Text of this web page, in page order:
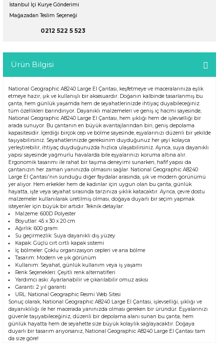
İstanbul İçi Kurye Gönderimi
Mağazadan Teslim Seçeneği
0212 522 5 523
Ürün Bilgisi
National Geographic A8240 Large El Çantası, keşfetmeye ve maceralarınıza eşlik
etmeye hazır, şık ve kullanışlı bir aksesuardır. Doğanın kalbinde tasarlanmış bu
çanta, hem günlük yaşamda hem de seyahatlerinizde ihtiyaç duyabileceğiniz
tüm özellikleri barındırıyor. Dayanıklı malzemeleri ve geniş iç hacmi sayesinde,
National Geographic A8240 Large El Çantası, hem şıklığı hem de işlevselliği bir
arada sunuyor. Bu çantanın en büyük avantajlarından biri, geniş depolama
kapasitesidir. İçerdiği birçok cep ve bölme sayesinde, eşyalarınızı düzenli bir şekilde
taşıyabilirsiniz. Seyahatlerinizde gereksinim duyduğunuz her şeyi kolayca
yerleştirebilir, ihtiyaç duyduğunuzda hızlıca ulaşabilirsiniz. Ayrıca, suya dayanıklı
yapısı sayesinde yağmurlu havalarda bile eşyalarınızı koruma altına alır.
Ergonomik tasarımı ile rahat bir taşıma deneyimi sunarken, hafif yapısı da
çantanızın her zaman yanınızda olmasını sağlar. National Geographic A8240
Large El Çantası'nın sunduğu diğer faydalar arasında, şık ve modern görünümü
yer alıyor. Hem erkekler hem de kadınlar için uygun olan bu çanta, günlük
hayatta, işte veya seyahat sırasında tarzınıza şıklık katacaktır. Ayrıca, çevre dostu
malzemeler kullanılarak üretilmiş olması, doğaya duyarlı bir seçim yapmak
isteyenler için büyük bir artıdır. Teknik detaylar:
Malzeme: 600D Polyester
Boyutlar: 45 x 30 x 20 cm
Ağırlık: 600 gram
Su geçirmezlik: Suya dayanıklı dış yüzey
Kapak: Güçlü cırt cırtlı kapak sistemi
İç bölmeler: Çoklu organizasyon cepleri ve ana bölme
Tasarım: Modern ve şık görünüm
Kullanım: Seyahat, günlük kullanım veya iş yaşamı
Renk Seçenekleri: Çeşitli renk alternatifleri
Yardımcı askı: Ayarlanabilir ve çıkarılabilir omuz askısı
Garanti: 2 yıl garanti
URL: National Geographic Resmi Web Sitesi
Sonuç olarak, National Geographic A8240 Large El Çantası, işlevselliği, şıklığı ve
dayanıklılığı ile her macerada yanınızda olması gereken bir üründür. Eşyalarınızı
güvenle taşıyabileceğiniz, düzenli bir depolama alanı sunan bu çanta, hem
günlük hayatta hem de seyahette size büyük kolaylık sağlayacaktır. Doğaya
duyarlı bir tasarım arıyorsanız, National Geographic A8240 Large El Çantası tam
da size göre!